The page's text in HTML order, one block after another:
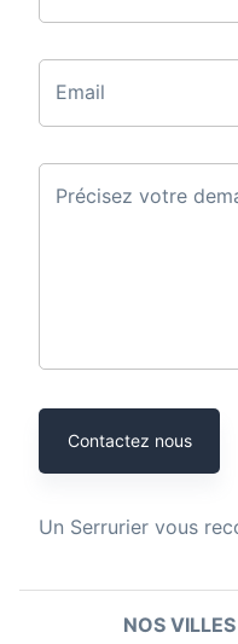
Email
Précisez votre
Contactez nous
Un Serrurier vous
NOS